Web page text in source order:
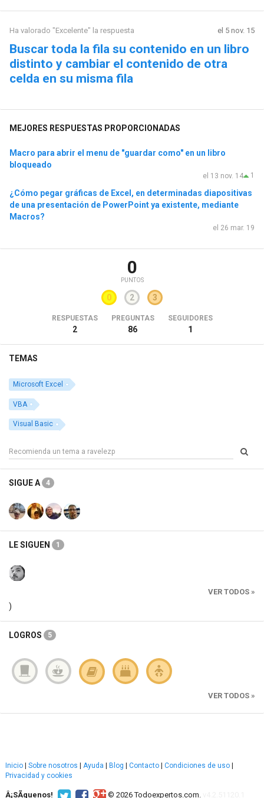
Ha valorado "Excelente" la respuesta el 5 nov. 15
Buscar toda la fila su contenido en un libro
distinto y cambiar el contenido de otra
celda en su misma fila
MEJORES RESPUESTAS PROPORCIONADAS
Macro para abrir el menu de "guardar como" en un libro
bloqueado
1
el 13 nov. 14
¿Cómo pegar gráficas de Excel, en determinadas diapositivas
de una presentación de PowerPoint ya existente, mediante
Macros?
el 26 mar. 19
0
PUNTOS
0 2 3
RESPUESTAS
2
PREGUNTAS
86
SEGUIDORES
1
TEMAS
Microsoft Excel
VBA
Visual Basic
SIGUE A 4
LE SIGUEN 1
VER TODOS »
)
LOGROS 5
VER TODOS »
Inicio Sobre nosotros Ayuda Blog Contacto Condiciones de uso
Privacidad y cookies
Â¡SÃ­guenos! © 2026 Todoexpertos.com.